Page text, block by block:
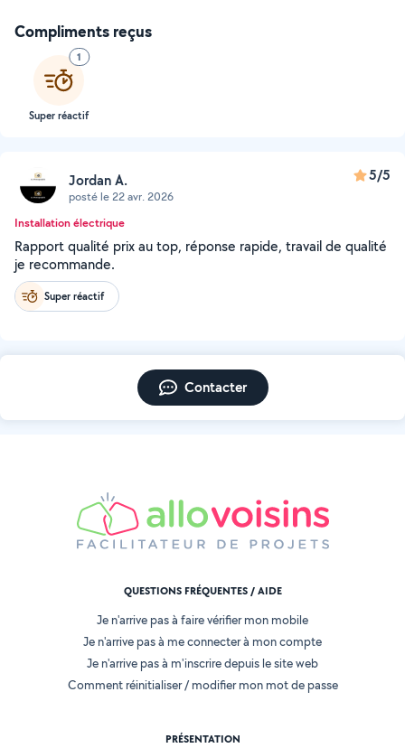
Compliments reçus
1
Super réactif
Jordan A.
posté le 22 avr. 2026
5/5
Installation électrique
Rapport qualité prix au top, réponse rapide, travail de qualité
je recommande.
Super réactif
Contacter
QUESTIONS FRÉQUENTES / AIDE
Je n'arrive pas à faire vérifier mon mobile
Je n'arrive pas à me connecter à mon compte
Je n'arrive pas à m'inscrire depuis le site web
Comment réinitialiser / modifier mon mot de passe
PRÉSENTATION